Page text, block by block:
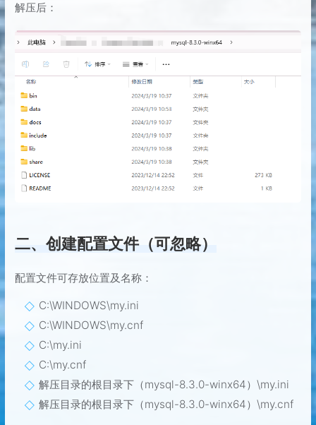
解压后：
二、创建配置文件（可忽略）
配置文件可存放位置及名称：
C:\WINDOWS\my.ini
C:\WINDOWS\my.cnf
C:\my.ini
C:\my.cnf
解压目录的根目录下（mysql-8.3.0-winx64）\my.ini
解压目录的根目录下（mysql-8.3.0-winx64）\my.cnf